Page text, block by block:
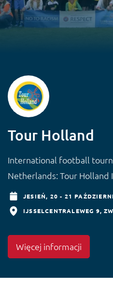
Tour Holland
International football
Netherlands: Tour Holland I
JESIEŃ, 20 - 21
IJSSELCENTRALEWEG 9
Więcej informacji